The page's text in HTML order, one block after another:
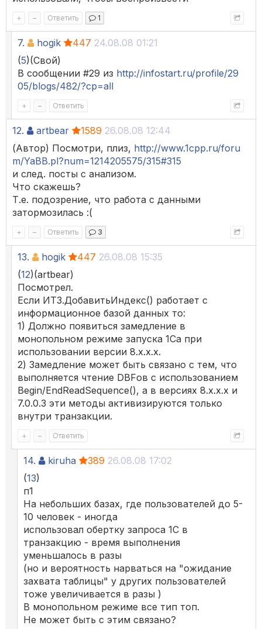
+ – Ответить 1
7. hogik 447 24.08.08 01:21
(5)(Свой)
В сообщении #29 из http://infostart.ru/profile/29
05/blogs/482/?cp=all
+ – Ответить
12. artbear 1589 26.08.08 12:44
(Автор) Посмотри, плиз, http://www.1cpp.ru/foru
m/YaBB.pl?num=1214205575/315#315
и след. посты с анализом.
Что скажешь?
Т.е. подозрение, что работа с данными
затормозилась :(
+ – Ответить 3
13. hogik 447 26.08.08 15:35
(12)(artbear)
Посмотрел.
Если ИТЗ.ДобавитьИндекс() работает с
информационное базой данных то:
1) Должно появиться замедление в
монопольном режиме запуска 1Са при
использовании версии 8.x.x.x.
2) Замедление может быть связано с тем, что
выполняется чтение DBFов с использованием
Begin/EndReadSequence(), а в версиях 8.x.x.x и
7.0.0.3 эти методы активизируются только
внутри транзакции.
+ – Ответить
14. kiruha 389 26.08.08 17:02
(13)
п1
На небольших базах, где пользователей до 5-
10 человек - иногда
использовал обертку запроса 1С в
транзакцию - время выполнения
уменьшалось в разы
(но и вероятность нарваться на "ожидание
захвата таблицы" у других пользователей
тоже увеличивается в разы )
В монопольном режиме все тип топ.
Не может быть с этим связано?